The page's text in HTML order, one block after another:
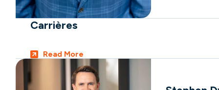
Carrières
Read More